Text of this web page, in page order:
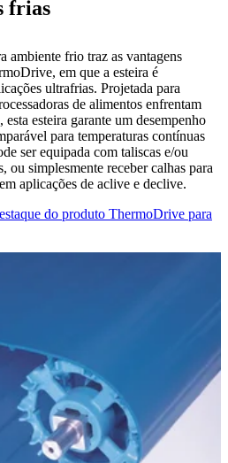
frias
ambiente frio traz as vantagens
em que a esteira é
ultrafrias. Projetada para
de alimentos enfrentam
esteira garante um desempenho
para temperaturas contínuas
ser equipada com taliscas e/ou
ou simplesmente receber calhas para
aplicações de aclive e declive.
do produto ThermoDrive para